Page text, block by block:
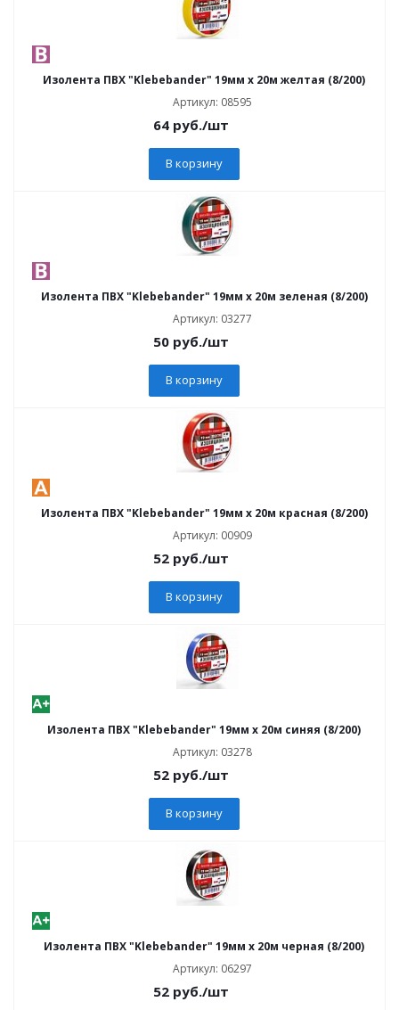
Изолента ПВХ "Klebebander" 19мм х 20м желтая (8/200)
Артикул: 08595
64руб./шт
В корзину
Изолента ПВХ "Klebebander" 19мм х 20м зеленая (8/200)
Артикул: 03277
50руб./шт
В корзину
Изолента ПВХ "Klebebander" 19мм х 20м красная (8/200)
Артикул: 00909
52руб./шт
В корзину
Изолента ПВХ "Klebebander" 19мм х 20м синяя (8/200)
Артикул: 03278
52руб./шт
В корзину
Изолента ПВХ "Klebebander" 19мм х 20м черная (8/200)
Артикул: 06297
52руб./шт